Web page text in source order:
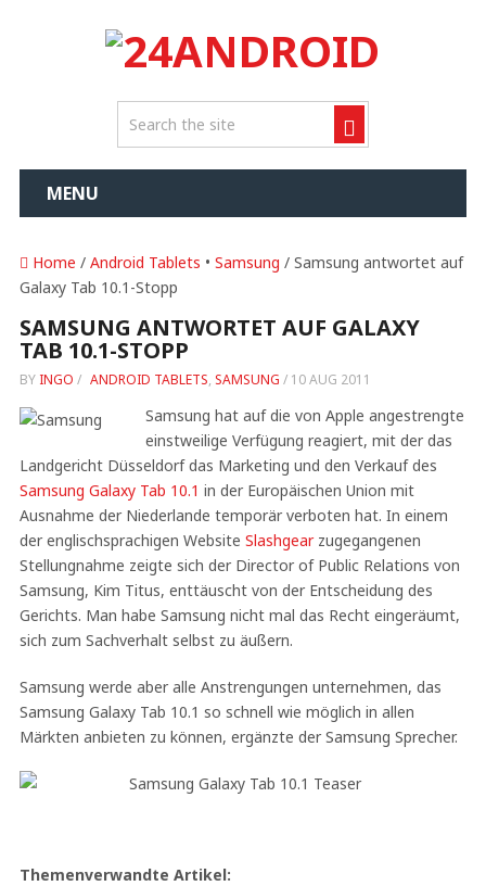
MENU
Home / Android Tablets • Samsung / Samsung antwortet auf
Galaxy Tab 10.1-Stopp
SAMSUNG ANTWORTET AUF GALAXY
TAB 10.1-STOPP
BY INGO / ANDROID TABLETS, SAMSUNG / 10 AUG 2011
Samsung hat auf die von Apple angestrengte
einstweilige Verfügung reagiert, mit der das
Landgericht Düsseldorf das Marketing und den Verkauf des
Samsung Galaxy Tab 10.1 in der Europäischen Union mit
Ausnahme der Niederlande temporär verboten hat. In einem
der englischsprachigen Website Slashgearzugegangenen
Stellungnahme zeigte sich der Director of Public Relations von
Samsung, Kim Titus, enttäuscht von der Entscheidung des
Gerichts. Man habe Samsung nicht mal das Recht eingeräumt,
sich zum Sachverhalt selbst zu äußern.
Samsung werde aber alle Anstrengungen unternehmen, das
Samsung Galaxy Tab 10.1 so schnell wie möglich in allen
Märkten anbieten zu können, ergänzte der Samsung Sprecher.
Themenverwandte Artikel: